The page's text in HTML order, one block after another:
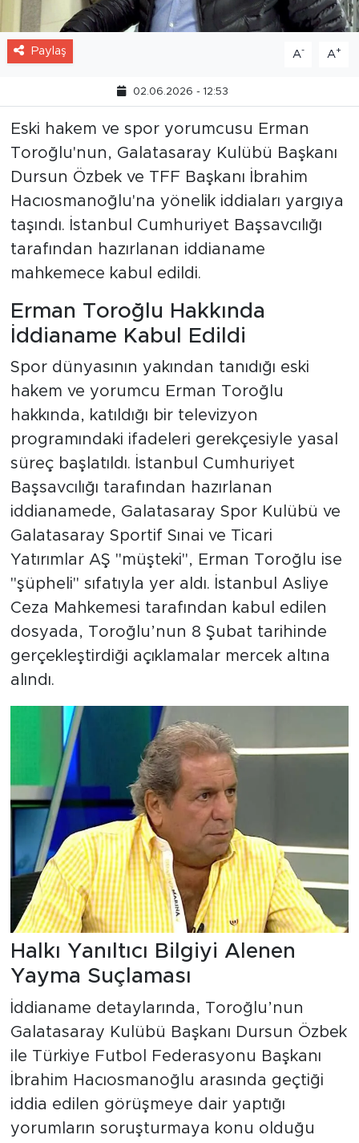
Paylaş A- A+
02.06.2026 - 12:53
Eski hakem ve spor yorumcusu Erman
Toroğlu'nun, Galatasaray Kulübü Başkanı
Dursun Özbek ve TFF Başkanı İbrahim
Hacıosmanoğlu'na yönelik iddiaları yargıya
taşındı. İstanbul Cumhuriyet Başsavcılığı
tarafından hazırlanan iddianame
mahkemece kabul edildi.
Erman Toroğlu Hakkında
İddianame Kabul Edildi
Spor dünyasının yakından tanıdığı eski
hakem ve yorumcu Erman Toroğlu
hakkında, katıldığı bir televizyon
programındaki ifadeleri gerekçesiyle yasal
süreç başlatıldı. İstanbul Cumhuriyet
Başsavcılığı tarafından hazırlanan
iddianamede, Galatasaray Spor Kulübü ve
Galatasaray Sportif Sınai ve Ticari
Yatırımlar AŞ "müşteki", Erman Toroğlu ise
"şüpheli" sıfatıyla yer aldı. İstanbul Asliye
Ceza Mahkemesi tarafından kabul edilen
dosyada, Toroğlu’nun 8 Şubat tarihinde
gerçekleştirdiği açıklamalar mercek altına
alındı.
Halkı Yanıltıcı Bilgiyi Alenen
Yayma Suçlaması
İddianame detaylarında, Toroğlu’nun
Galatasaray Kulübü Başkanı Dursun Özbek
ile Türkiye Futbol Federasyonu Başkanı
İbrahim Hacıosmanoğlu arasında geçtiği
iddia edilen görüşmeye dair yaptığı
yorumların soruşturmaya konu olduğu